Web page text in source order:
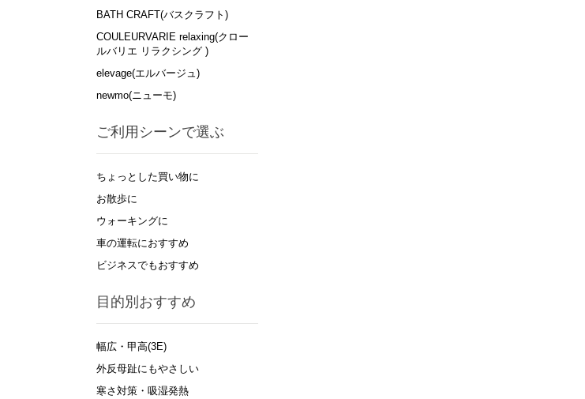
BATH CRAFT(バスクラフト)
COULEURVARIE relaxing(クロー
ルバリエ リラクシング )
elevage(エルバージュ)
newmo(ニューモ)
ご利用シーンで選ぶ
ちょっとした買い物に
お散歩に
ウォーキングに
車の運転におすすめ
ビジネスでもおすすめ
目的別おすすめ
幅広・甲高(3E)
外反母趾にもやさしい
寒さ対策・吸湿発熱